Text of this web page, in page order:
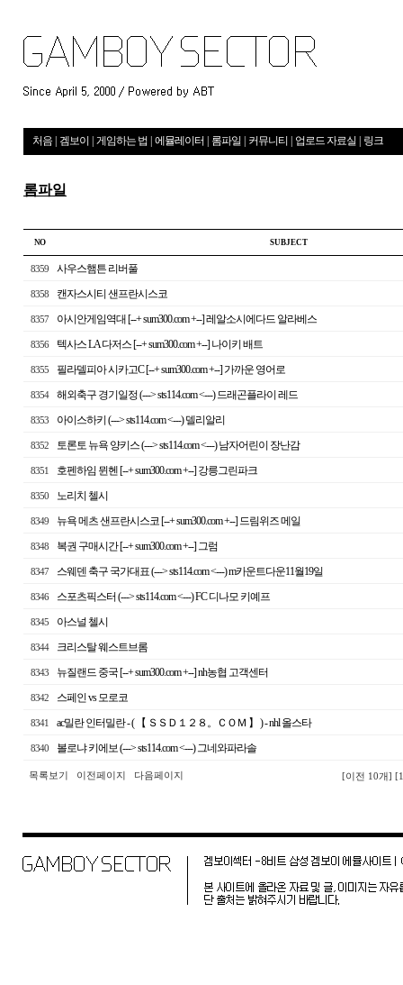
처음 겜보이 게임하는 법 에뮬레이터 롬파일 커뮤니티 업로드 자료실 링크
롬파일
NO S U B J E C T
8359 사우스햄튼 리버풀
8358 캔자스시티 샌프란시스코
8357 아시안게임역대 [--+ sum300.com +--] 레알소시에다드 알라베스
8356 텍사스 LA 다저스 [--+ sum300.com +--] 나이키 배트
8355 필라델피아 시카고C [--+ sum300.com +--] 가까운 영어로
8354 해외축구 경기일정 (---> sts114.com <---) 드래곤플라이 레드
8353 아이스하키 (---> sts114.com <---) 델리알리
8352 토론토 뉴욕 양키스 (---> sts114.com <---) 남자어린이 장난감
8351 호펜하임 뮌헨 [--+ sum300.com +--] 강릉그린파크
8350 노리치 첼시
8349 뉴욕 메츠 샌프란시스코 [--+ sum300.com +--] 드림위즈 메일
8348 복권 구매시간 [--+ sum300.com +--] 그럼
8347 스웨덴 축구 국가대표 (---> sts114.com <---) m카운트다운11월19일
8346 스포츠픽스터 (---> sts114.com <---) FC 디나모 키예프
8345 아스널 첼시
8344 크리스탈 웨스트브롬
8343 뉴질랜드 중국 [--+ sum300.com +--] nh농협 고객센터
8342 스페인 vs 모로코
8341 ac밀란 인터밀란 - ( 【 ＳＳＤ１２８。ＣＯＭ 】 ) - nhl 올스타
8340 볼로냐 키에보 (---> sts114.com <---) 그네와파라솔
목록보기 이전페이지 다음페이지 [이전 10개]